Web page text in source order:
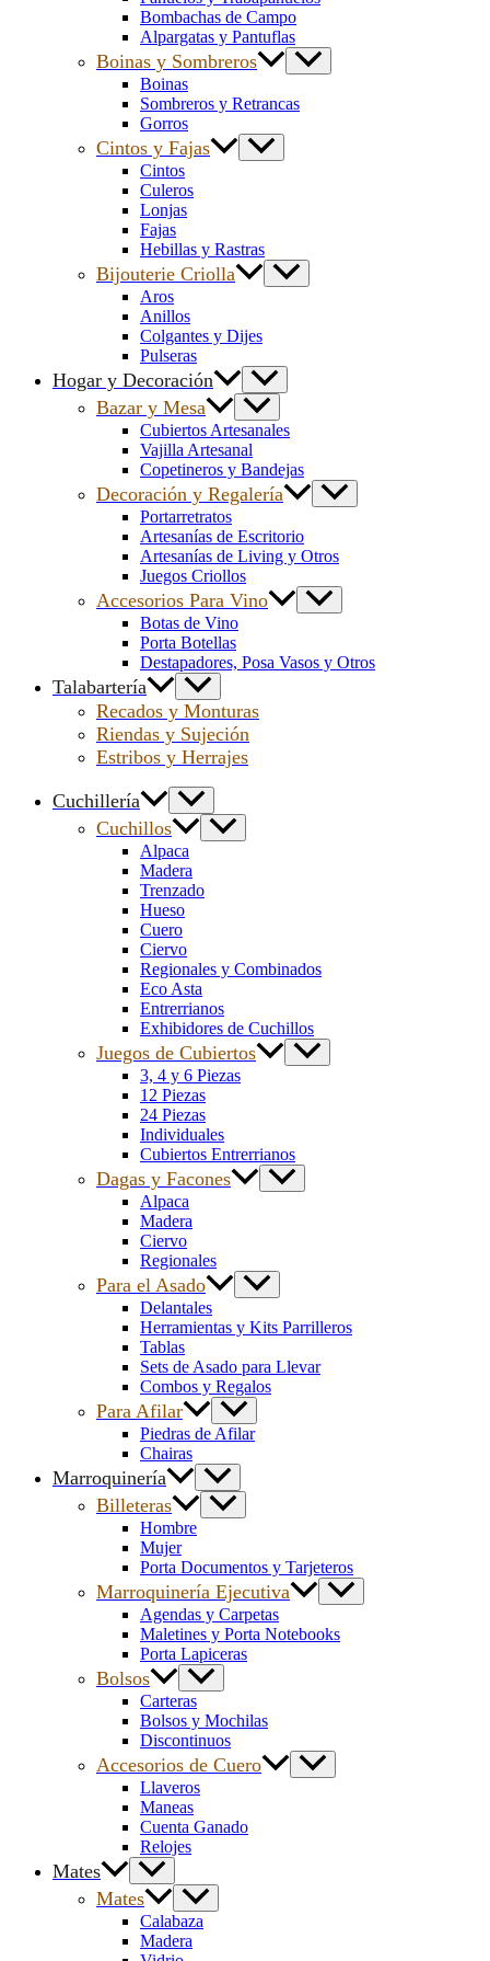
Bombachas de Campo
Alpargatas y Pantuflas
Boinas y Sombreros
Boinas
Sombreros y Retrancas
Gorros
Cintos y Fajas
Cintos
Culeros
Lonjas
Fajas
Hebillas y Rastras
Bijouterie Criolla
Aros
Anillos
Colgantes y Dijes
Pulseras
Hogar y Decoración
Bazar y Mesa
Cubiertos Artesanales
Vajilla Artesanal
Copetineros y Bandejas
Decoración y Regalería
Portarretratos
Artesanías de Escritorio
Artesanías de Living y Otros
Juegos Criollos
Accesorios Para Vino
Botas de Vino
Porta Botellas
Destapadores, Posa Vasos y Otros
Talabartería
Recados y Monturas
Riendas y Sujeción
Estribos y Herrajes
Cuchillería
Cuchillos
Alpaca
Madera
Trenzado
Hueso
Cuero
Ciervo
Regionales y Combinados
Eco Asta
Entrerrianos
Exhibidores de Cuchillos
Juegos de Cubiertos
3, 4 y 6 Piezas
12 Piezas
24 Piezas
Individuales
Cubiertos Entrerrianos
Dagas y Facones
Alpaca
Madera
Ciervo
Regionales
Para el Asado
Delantales
Herramientas y Kits Parrilleros
Tablas
Sets de Asado para Llevar
Combos y Regalos
Para Afilar
Piedras de Afilar
Chairas
Marroquinería
Billeteras
Hombre
Mujer
Porta Documentos y Tarjeteros
Marroquinería Ejecutiva
Agendas y Carpetas
Maletines y Porta Notebooks
Porta Lapiceras
Bolsos
Carteras
Bolsos y Mochilas
Discontinuos
Accesorios de Cuero
Llaveros
Maneas
Cuenta Ganado
Relojes
Mates
Mates
Calabaza
Madera